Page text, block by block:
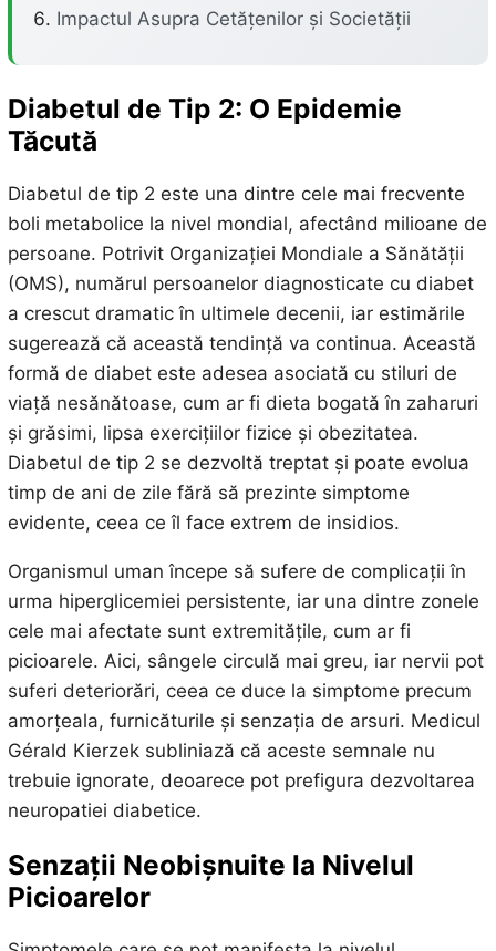
Impactul Asupra Cetățenilor și Societății
Diabetul de Tip 2: O Epidemie
Tăcută
Diabetul de tip 2 este una dintre cele mai frecvente
boli metabolice la nivel mondial, afectând milioane de
persoane. Potrivit Organizației Mondiale a Sănătății
(OMS), numărul persoanelor diagnosticate cu diabet
a crescut dramatic în ultimele decenii, iar estimările
sugerează că această tendință va continua. Această
formă de diabet este adesea asociată cu stiluri de
viață nesănătoase, cum ar fi dieta bogată în zaharuri
și grăsimi, lipsa exercițiilor fizice și obezitatea.
Diabetul de tip 2 se dezvoltă treptat și poate evolua
timp de ani de zile fără să prezinte simptome
evidente, ceea ce îl face extrem de insidios.
Organismul uman începe să sufere de complicații în
urma hiperglicemiei persistente, iar una dintre zonele
cele mai afectate sunt extremitățile, cum ar fi
picioarele. Aici, sângele circulă mai greu, iar nervii pot
suferi deteriorări, ceea ce duce la simptome precum
amorțeala, furnicăturile și senzația de arsuri. Medicul
Gérald Kierzek subliniază că aceste semnale nu
trebuie ignorate, deoarece pot prefigura dezvoltarea
neuropatiei diabetice.
Senzații Neobișnuite la Nivelul
Picioarelor